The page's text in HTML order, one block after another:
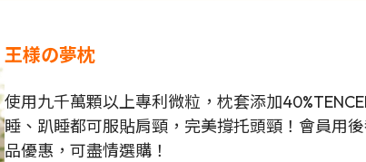
王様の夢枕
使用九千萬顆以上專利微粒，枕套添加
睡、趴睡都可服貼肩頸，完美撐托頭頸！會員用
品優惠，可盡情選購！